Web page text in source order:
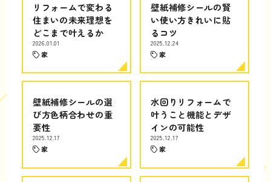
リフォームで変わる
住まいの未来理想を
どこまで叶えるか
2026.01.01
家
壁紙補修シールの賢
い使い方きれいに貼
るコツ
2025.12.24
家
壁紙補修シールの選
び方色柄合わせの重
要性
2025.12.17
家
水回りリフォームで
叶うこと機能とデザ
インの可能性
2025.12.17
家